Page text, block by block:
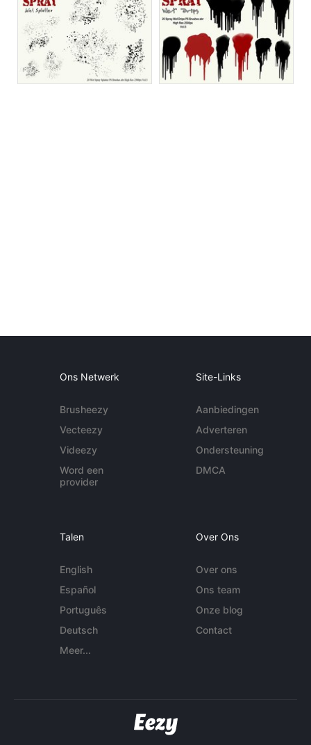
Ons Netwerk
Brusheezy
Vecteezy
Videezy
Word een
provider
Site-Links
Aanbiedingen
Adverteren
Ondersteuning
DMCA
Talen
English
Español
Português
Deutsch
Meer...
Over Ons
Over ons
Ons team
Onze blog
Contact